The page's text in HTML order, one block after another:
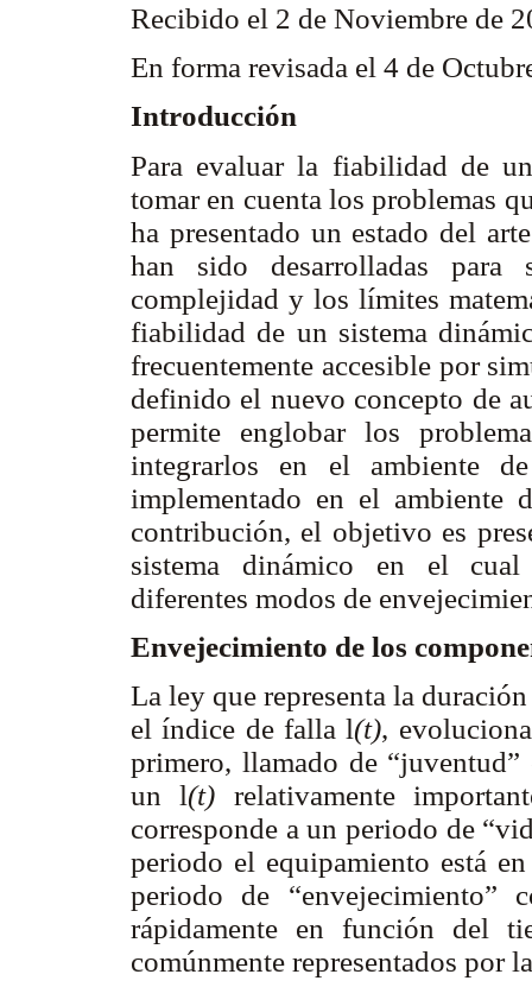
Recibido el 2 de Noviembre de
En forma revisada el 4 de
Introducción
Para evaluar la fiabilidad de
tomar en cuenta los problemas
ha presentado un estado del
han sido desarrolladas para
complejidad y los límites
fiabilidad de un sistema
frecuentemente accesible por
definido el nuevo concepto de
permite englobar los
integrarlos en el ambiente
implementado en el ambiente
contribución, el objetivo es
sistema dinámico en el cual
diferentes modos de
Envejecimiento de los
La ley que representa la
el índice de fallal(t),
primero, llamado de
unl(t) relativamente
corresponde a un periodo de
periodo el equipamiento está
periodo de “envejecimiento”
rápidamente en función del
comúnmente representados por